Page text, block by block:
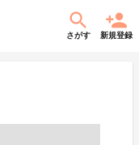
さがす 新規登録